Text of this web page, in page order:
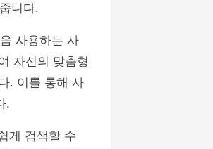
니다.
사용하는 사
자신의 맞춤형
. 이를 통해 사
.
게 검색할 수